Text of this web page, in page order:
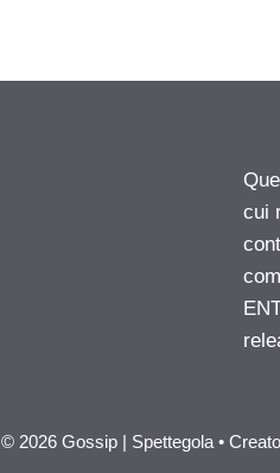
cui
© 2026 Gossip | Spettegola •